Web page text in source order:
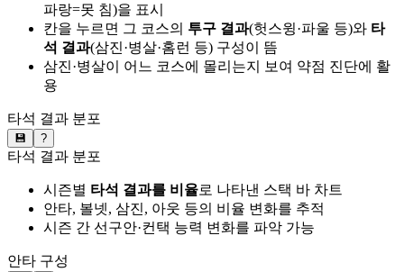
파랑=못 침)을 표시
칸을 누르면 그 코스의 투구 결과(헛스윙·파울 등)와 타
석 결과(삼진·병살·홈런 등) 구성이 뜸
삼진·병살이 어느 코스에 몰리는지 보여 약점 진단에 활
용
타석 결과 분포
💾 ?
타석 결과 분포
시즌별 타석 결과를 비율로 나타낸 스택 바 차트
안타, 볼넷, 삼진, 아웃 등의 비율 변화를 추적
시즌 간 선구안·컨택 능력 변화를 파악 가능
안타 구성